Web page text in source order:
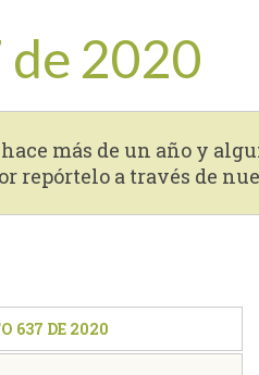
2020
más de un año y
repórtelo a través de
637 DE 2020